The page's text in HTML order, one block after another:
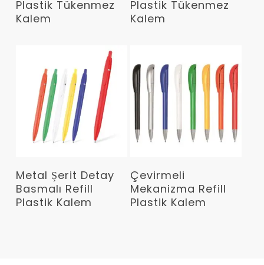
Plastik Tükenmez
Kalem
Plastik Tükenmez
Kalem
Devamını Oku
Metal Şerit Detay
Basmalı Refill
Plastik Kalem
Devamını Oku
Çevirmeli
Mekanizma Refill
Plastik Kalem